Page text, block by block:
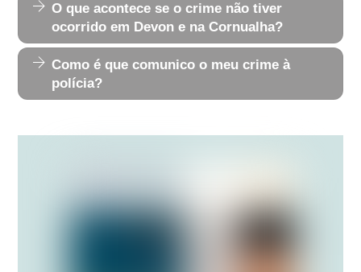
O que acontece se o crime não tiver
ocorrido em Devon e na Cornualha?
Como é que comunico o meu crime à
polícia?